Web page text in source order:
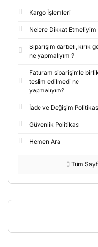
Kargo İşlemleri
Nelere Dikkat Etmeliyim
Siparişim darbeli, kırık
ne yapmalıyım ?
Faturam siparişimle
teslim edilmedi ne
yapmalıyım?
İade ve Değişim
Güvenlik Politikası
Hemen Ara
Tüm